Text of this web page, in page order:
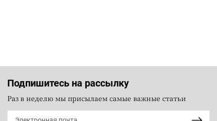
Подпишитесь на рассылку
Раз в неделю мы присылаем самые важные статьи